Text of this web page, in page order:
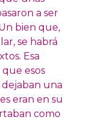
a ser
bien que,
se habrá
Esa
esos
una
eran en su
como